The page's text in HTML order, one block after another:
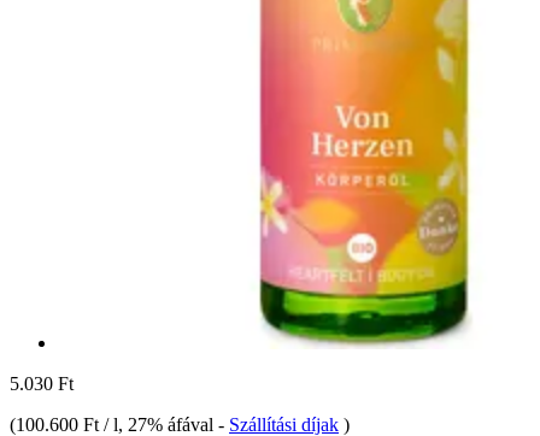
5.030 Ft
(100.600 Ft / l, 27% áfával - Szállítási díjak )